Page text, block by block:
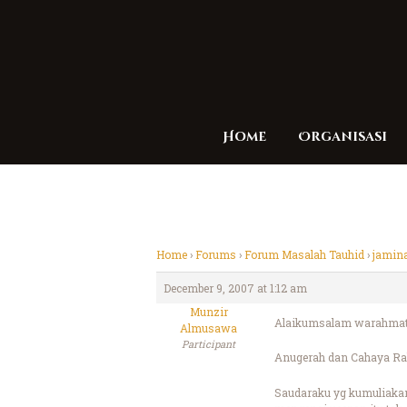
Home Organisasi
Home›Forums ›Forum Masalah Tauhid ›
December 9, 2007 at 1:12 am
Munzir
Almusawa
Participant
Alaikumsalam
Anugerah dan Cahaya
Saudaraku yg